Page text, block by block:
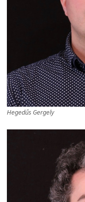
Hegedűs Gergely